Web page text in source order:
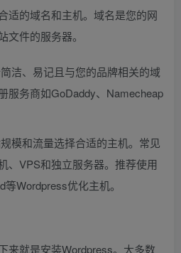
适的域名和主机。域名是您的网
文件的服务器。
洁、易记且与您的品牌相关的域
服务商如GoDaddy、Namecheap
模和流量选择合适的主机。常见
、VPS和独立服务器。推荐使用
Wordpress优化主机。
来就是安装Wordpress。大多数